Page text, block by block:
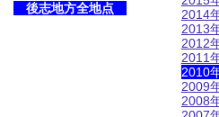
後志地方全地点
2014
2013
2012
2011
2010
2009
2008